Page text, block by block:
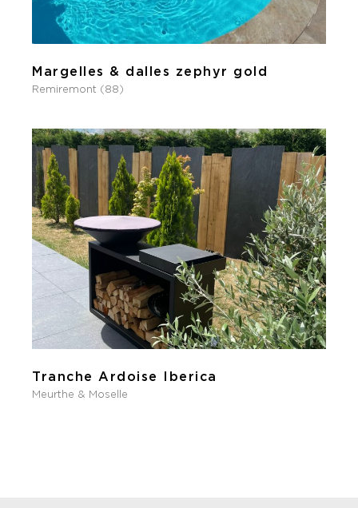
Margelles & dalles zephyr gold
Remiremont (88)
Tranche Ardoise Iberica
Meurthe & Moselle